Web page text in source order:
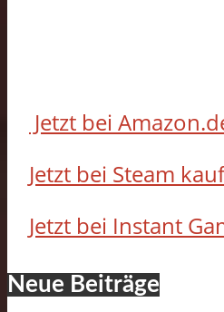
Jetzt bei
Jetzt bei Steam
Jetzt bei Instant
Neue Beiträge